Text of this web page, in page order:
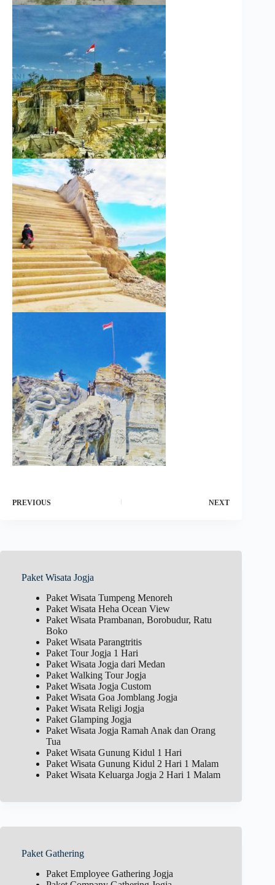
PREVIOUS NEXT
Paket Wisata Jogja
Paket Wisata Tumpeng Menoreh
Paket Wisata Heha Ocean View
Paket Wisata Prambanan, Borobudur, Ratu
Boko
Paket Wisata Parangtritis
Paket Tour Jogja 1 Hari
Paket Wisata Jogja dari Medan
Paket Walking Tour Jogja
Paket Wisata Jogja Custom
Paket Wisata Goa Jomblang Jogja
Paket Wisata Religi Jogja
Paket Glamping Jogja
Paket Wisata Jogja Ramah Anak dan Orang
Tua
Paket Wisata Gunung Kidul 1 Hari
Paket Wisata Gunung Kidul 2 Hari 1 Malam
Paket Wisata Keluarga Jogja 2 Hari 1 Malam
Paket Gathering
Paket Employee Gathering Jogja